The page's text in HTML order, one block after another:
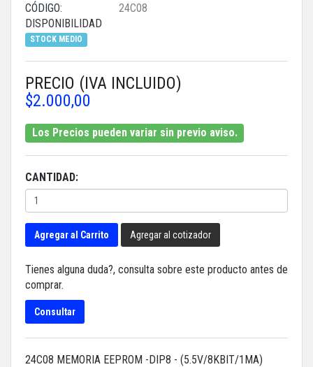
CÓDIGO:
24C08
DISPONIBILIDAD
STOCK MEDIO
PRECIO (IVA INCLUIDO)
$2.000,00
Los Precios pueden variar sin previo aviso.
CANTIDAD:
Agregar al Carrito Agregar al cotizador
Tienes alguna duda?, consulta sobre este producto antes de
comprar.
Consultar
24C08 MEMORIA EEPROM -DIP8 - (5.5V/8KBIT/1MA)